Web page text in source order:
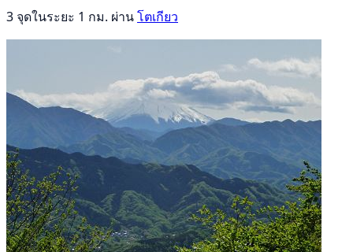
3 จุดในระยะ 1 กม. ผ่านโตเกียว